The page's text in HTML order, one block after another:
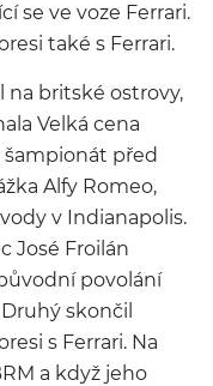
se ve voze Ferrari.
také s Ferrari.
na britské ostrovy,
Velká cena
šampionát před
Alfy Romeo,
v Indianapolis.
José Froilán
povolání
skončil
s Ferrari. Na
a když jeho